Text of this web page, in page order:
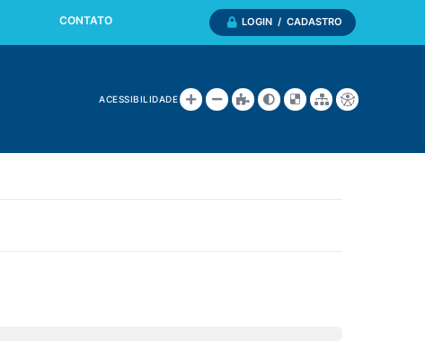
LOGIN / CADASTRO
ACESSIBILIDADE
CONTATO